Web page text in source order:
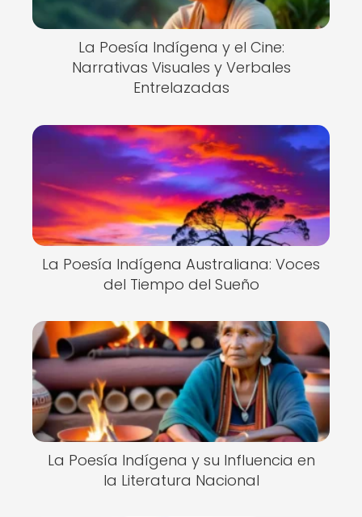
La Poesía Indígena y el Cine:
Narrativas Visuales y Verbales
Entrelazadas
La Poesía Indígena Australiana: Voces
del Tiempo del Sueño
La Poesía Indígena y su Influencia en
la Literatura Nacional